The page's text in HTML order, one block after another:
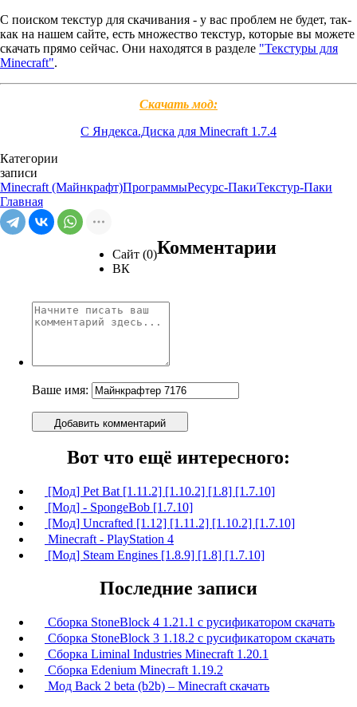
C поиском текстур для скачивания - у вас проблем не будет, так-
как на нашем сайте, есть множество текстур, которые вы можете
скачать прямо сейчас. Они находятся в разделе "Текстуры для
Minecraft".
Скачать мод:
С Яндекса.Диска для Minecraft 1.7.4
Категории
записи
Minecraft (Майнкрафт)ПрограммыРесурс-ПакиТекстур-Паки
Главная
Сайт (0)
ВК
Комментарии
Ваше имя:
Добавить комментарий
Вот что ещё интересного:
[Мод] Pet Bat [1.11.2] [1.10.2] [1.8] [1.7.10]
[Мод] - SpongeBob [1.7.10]
[Мод] Uncrafted [1.12] [1.11.2] [1.10.2] [1.7.10]
Minecraft - PlayStation 4
[Мод] Steam Engines [1.8.9] [1.8] [1.7.10]
Последние записи
Сборка StoneBlock 4 1.21.1 с русификатором скачать
Сборка StoneBlock 3 1.18.2 с русификатором скачать
Сборка Liminal Industries Minecraft 1.20.1
Сборка Edenium Minecraft 1.19.2
Мод Back 2 beta (b2b) – Minecraft скачать